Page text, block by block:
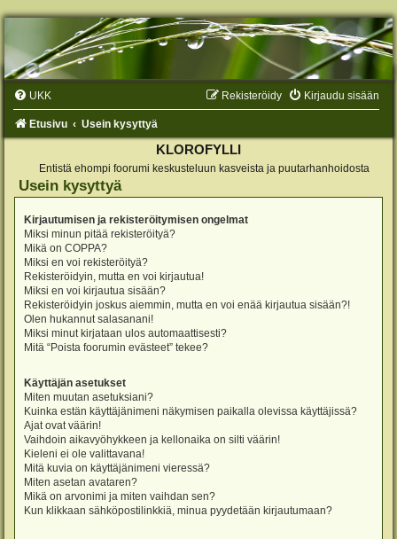
UKK Kirjaudu sisään
Rekisteröidy
Etusivu Usein kysyttyä
KLOROFYLLI
Entistä ehompi foorumi keskusteluun kasveista ja puutarhanhoidosta
Usein kysyttyä
Kirjautumisen ja rekisteröitymisen ongelmat
Miksi minun pitää rekisteröityä?
Mikä on COPPA?
Miksi en voi rekisteröityä?
Rekisteröidyin, mutta en voi kirjautua!
Miksi en voi kirjautua sisään?
Rekisteröidyin joskus aiemmin, mutta en voi enää kirjautua sisään?!
Olen hukannut salasanani!
Miksi minut kirjataan ulos automaattisesti?
Mitä “Poista foorumin evästeet” tekee?
Käyttäjän asetukset
Miten muutan asetuksiani?
Kuinka estän käyttäjänimeni näkymisen paikalla olevissa käyttäjissä?
Ajat ovat väärin!
Vaihdoin aikavyöhykkeen ja kellonaika on silti väärin!
Kieleni ei ole valittavana!
Mitä kuvia on käyttäjänimeni vieressä?
Miten asetan avataren?
Mikä on arvonimi ja miten vaihdan sen?
Kun klikkaan sähköpostilinkkiä, minua pyydetään kirjautumaan?